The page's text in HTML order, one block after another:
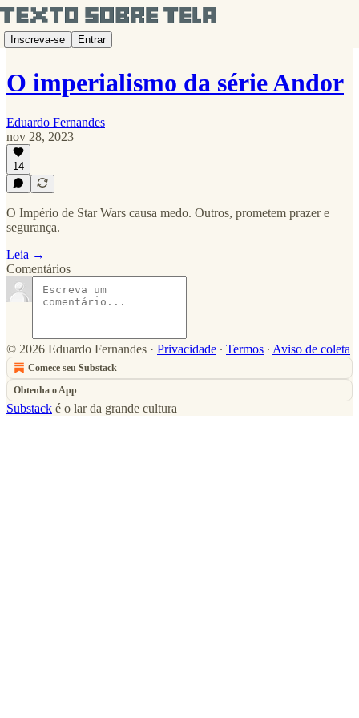
Inscreva-se Entrar
O imperialismo da série Andor
Eduardo Fernandes
nov 28, 2023
14
O Império de Star Wars causa medo. Outros, prometem prazer e
segurança.
Leia →
Comentários
© 2026 Eduardo Fernandes · Privacidade ∙ Termos ∙ Aviso de coleta
Comece seu Substack
Obtenha o App
Substack é o lar da grande cultura